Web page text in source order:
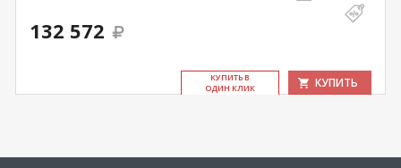
132 572
КУ­ПИТЬ В
ОДИН КЛИК
КУПИТЬ